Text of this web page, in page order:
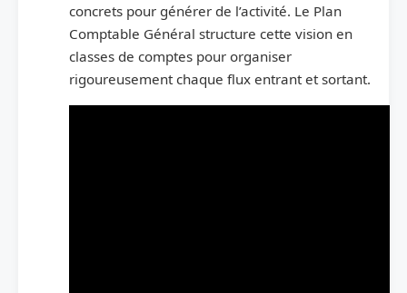
concrets pour générer de l’activité. Le Plan
Comptable Général structure cette vision en
classes de comptes pour organiser
rigoureusement chaque flux entrant et sortant.